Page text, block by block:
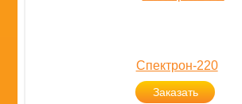
Спектрон-220
Заказать